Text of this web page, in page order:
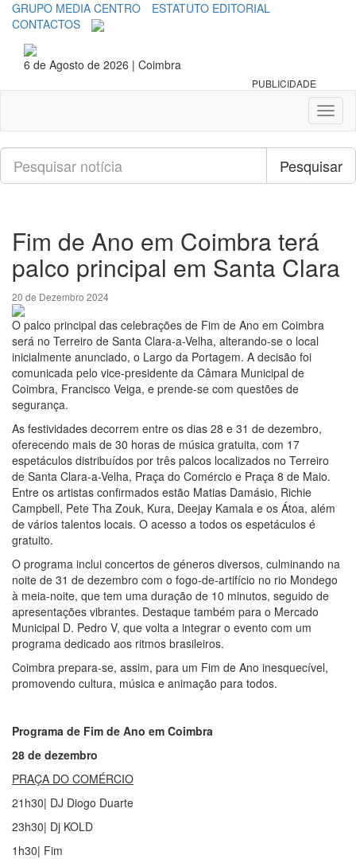
GRUPO MEDIA CENTRO
ESTATUTO EDITORIAL
CONTACTOS
6 de Agosto de 2026 | Coimbra
PUBLICIDADE
Pesquisar
Pesquisar
Fim de Ano em Coimbra terá
palco principal em Santa Clara
20 de Dezembro 2024
O palco principal das celebrações de Fim de Ano em Coimbra
será no Terreiro de Santa Clara-a-Velha, alterando-se o local
inicialmente anunciado, o Largo da Portagem. A decisão foi
comunicada pelo vice-presidente da Câmara Municipal de
Coimbra, Francisco Veiga, e prende-se com questões de
segurança.
As festividades decorrem entre os dias 28 e 31 de dezembro,
oferecendo mais de 30 horas de música gratuita, com 17
espetáculos distribuídos por três palcos localizados no Terreiro
de Santa Clara-a-Velha, Praça do Comércio e Praça 8 de Maio.
Entre os artistas confirmados estão Matias Damásio, Richie
Campbell, Pete Tha Zouk, Kura, Deejay Kamala e os Átoa, além
de vários talentos locais. O acesso a todos os espetáculos é
gratuito.
O programa inclui concertos de géneros diversos, culminando na
noite de 31 de dezembro com o fogo-de-artifício no rio Mondego
à meia-noite, que tem uma duração de 10 minutos, seguido de
apresentações vibrantes. Destaque também para o Mercado
Municipal D. Pedro V, que volta a integrar o evento com um
programa dedicado aos ritmos brasileiros.
Coimbra prepara-se, assim, para um Fim de Ano inesquecível,
promovendo cultura, música e animação para todos.
Programa de Fim de Ano em Coimbra
28 de dezembro
PRAÇA DO COMÉRCIO
21h30| DJ Diogo Duarte
23h30| Dj KOLD
1h30| Fim